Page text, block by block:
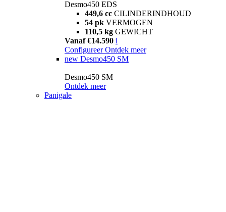
Desmo450 EDS
449,6 cc CILINDERINDHOUD
54 pk VERMOGEN
110,5 kg GEWICHT
Vanaf €14.590 i
Configureer Ontdek meer
new Desmo450 SM
Desmo450 SM
Ontdek meer
Panigale